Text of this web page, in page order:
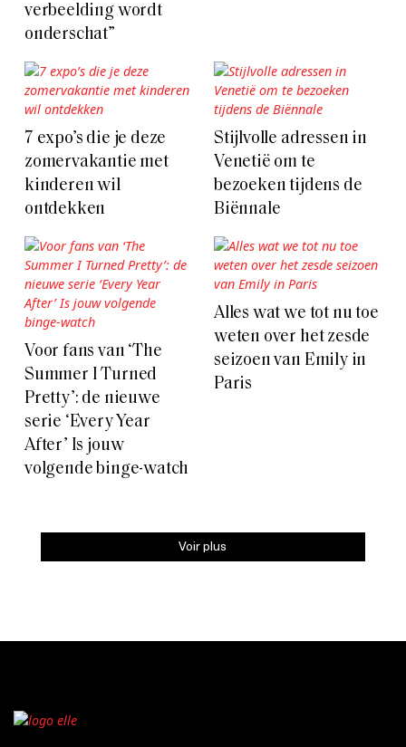
verbeelding wordt
onderschat”
7 expo’s die je deze
zomervakantie met
kinderen wil
ontdekken
Stijlvolle adressen in
Venetië om te
bezoeken tijdens de
Biënnale
Voor fans van ‘The
Summer I Turned
Pretty’: de nieuwe
serie ‘Every Year
After’ Is jouw
volgende binge-watch
Alles wat we tot nu toe
weten over het zesde
seizoen van Emily in
Paris
Voir plus